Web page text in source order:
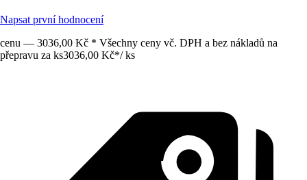
Napsat první hodnocení
cenu — 3036,00 Kč * Všechny ceny vč. DPH a bez nákladů na
přepravu za ks3036,00 Kč*/ ks